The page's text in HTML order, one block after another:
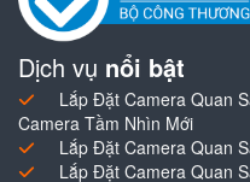
Dịch vụ nổi bật
Lắp Đặt Camera Quan
Camera Tầm Nhìn Mới
Lắp Đặt Camera Quan
Lắp Đặt Camera Quan